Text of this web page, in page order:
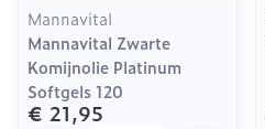
Mannavital
Mannavital Zwarte
Komijnolie Platinum
Softgels 120
€ 21,95